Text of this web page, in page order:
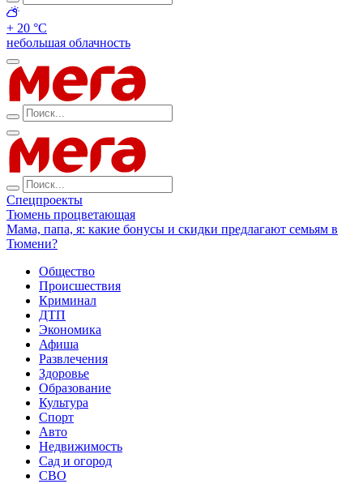
+ 20 °С
небольшая облачность
Спецпроекты
Тюмень процветающая
Мама, папа, я: какие бонусы и скидки предлагают семьям в
Тюмени?
Общество
Происшествия
Криминал
ДТП
Экономика
Афиша
Развлечения
Здоровье
Образование
Культура
Спорт
Авто
Недвижимость
Сад и огород
СВО